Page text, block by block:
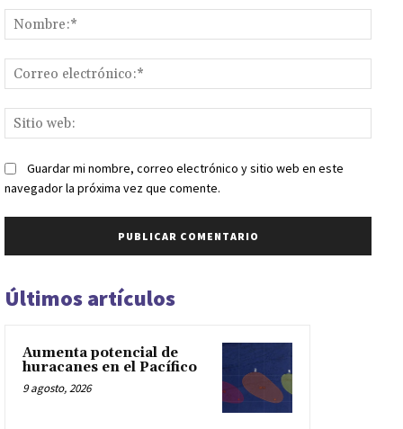
web:
Guardar mi nombre, correo electrónico y sitio web en este
navegador la próxima vez que comente.
Últimos artículos
Aumenta potencial de
huracanes en el Pacífico
9 agosto, 2026